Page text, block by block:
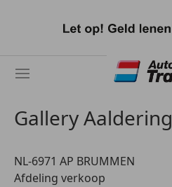
naar
Gallery Aaldering
NL-6971 AP BRUMMEN
Afdeling verkoop